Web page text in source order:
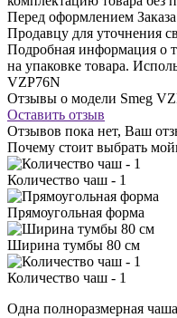
Перед оформлением
Продавцу для уточнения
Подробная информация о
на упаковке товара.
VZP76N
Отзывы о модели Smeg
Оставить отзыв
Отзывов пока нет, Ваш
Почему стоит выбрать
Количество чаш - 1
Прямоугольная форма
Ширина тумбы 80 см
Количество чаш - 1
Одна полноразмерная